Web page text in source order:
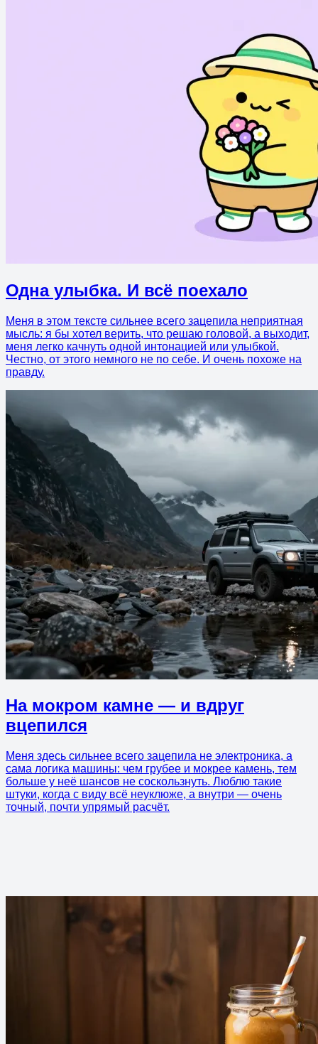
Одна улыбка. И всё поехало
Меня в этом тексте сильнее всего зацепила неприятная
мысль: я бы хотел верить, что решаю головой, а выходит,
меня легко качнуть одной интонацией или улыбкой.
Честно, от этого немного не по себе. И очень похоже на
правду.
На мокром камне — и вдруг
вцепился
Меня здесь сильнее всего зацепила не электроника, а
сама логика машины: чем грубее и мокрее камень, тем
больше у неё шансов не соскользнуть. Люблю такие
штуки, когда с виду всё неуклюже, а внутри — очень
точный, почти упрямый расчёт.